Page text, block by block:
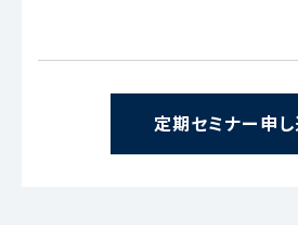
定期セミナー申